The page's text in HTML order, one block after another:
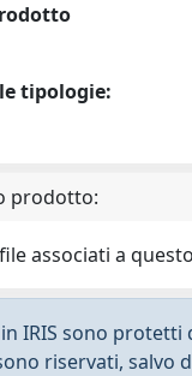
tipologie:
prodotto:
associati a
IRIS sono protetti
riservati, salvo